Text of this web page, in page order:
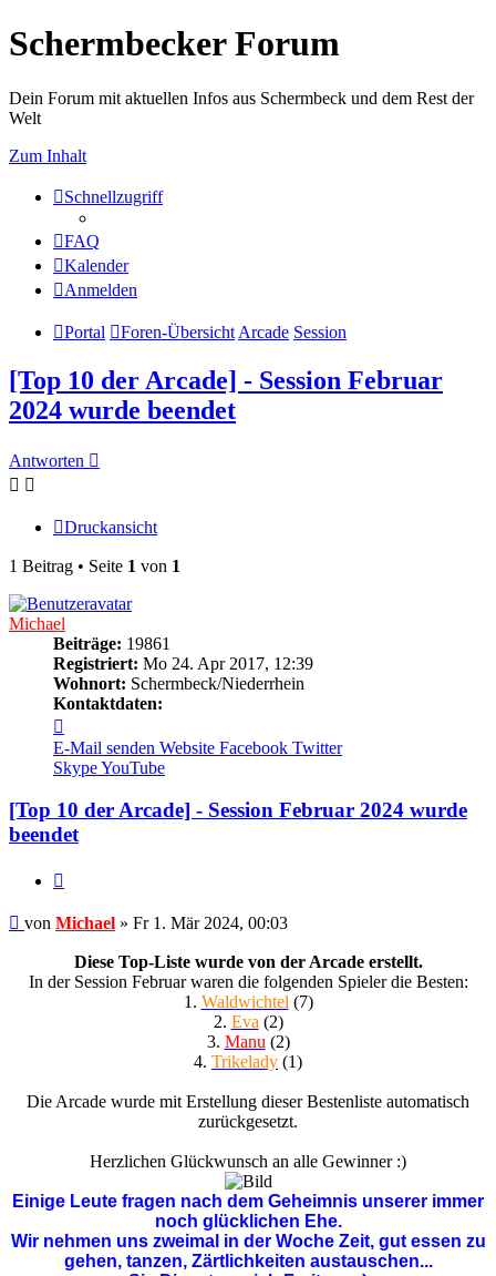
Schermbecker Forum
Dein Forum mit aktuellen Infos aus Schermbeck und dem Rest der
Welt
Zum Inhalt
Schnellzugriff
FAQ
Kalender
Anmelden
Portal Foren-Übersicht Arcade Session
[Top 10 der Arcade] - Session Februar
2024 wurde beendet
Antworten
Druckansicht
1 Beitrag • Seite 1 von 1
Michael
Beiträge: 19861
Registriert: Mo 24. Apr 2017, 12:39
Wohnort: Schermbeck/Niederrhein
Kontaktdaten:
von
Michael
E-Mail senden Website Facebook Twitter
SkypeYouTube
[Top 10 der Arcade] - Session Februar 2024 wurde
beendet
Beitrag
von Michael » Fr 1. Mär 2024, 00:03
Diese Top-Liste wurde von der Arcade erstellt.
In der Session Februar waren die folgenden Spieler die Besten:
1. Waldwichtel (7)
2. Eva (2)
3. Manu (2)
4. Trikelady (1)
Die Arcade wurde mit Erstellung dieser Bestenliste automatisch
zurückgesetzt.
Herzlichen Glückwunsch an alle Gewinner :)
Einige Leute fragen nach dem Geheimnis unserer immer
noch glücklichen Ehe.
Wir nehmen uns zweimal in der Woche Zeit, gut essen zu
gehen, tanzen, Zärtlichkeiten austauschen...